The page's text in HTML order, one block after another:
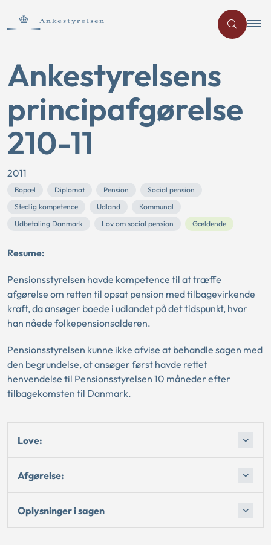
Ankestyrelsens
principafgørelse
210-11
2011
Bopæl Diplomat Pension
Social pension
Stedlig kompetence
Udland
Kommunal
Udbetaling Danmark
Lov om social pension Gældende
Resume:
Pensionsstyrelsen havde kompetence til at træffe
afgørelse om retten til opsat pension med tilbagevirkende
kraft, da ansøger boede i udlandet på det tidspunkt, hvor
han nåede folkepensionsalderen.
Pensionsstyrelsen kunne ikke afvise at behandle sagen med
den begrundelse, at ansøger først havde rettet
henvendelse til Pensionsstyrelsen 10 måneder efter
tilbagekomsten til Danmark.
Love:
Afgørelse:
Oplysninger i sagen